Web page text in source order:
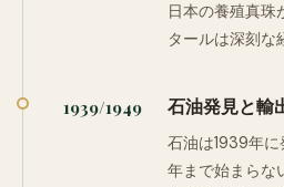
日本の養殖真珠
タールは深刻な
1939/1949 石油発見と輸
石油は1939年に
年まで始まらな